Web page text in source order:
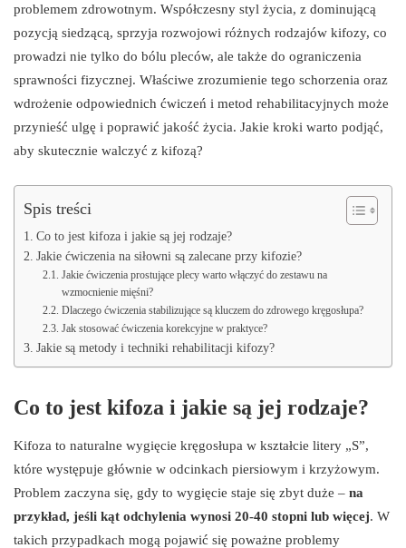
problemem zdrowotnym. Współczesny styl życia, z dominującą
pozycją siedzącą, sprzyja rozwojowi różnych rodzajów kifozy, co
prowadzi nie tylko do bólu pleców, ale także do ograniczenia
sprawności fizycznej. Właściwe zrozumienie tego schorzenia oraz
wdrożenie odpowiednich ćwiczeń i metod rehabilitacyjnych może
przynieść ulgę i poprawić jakość życia. Jakie kroki warto podjąć,
aby skutecznie walczyć z kifozą?
Spis treści
Co to jest kifoza i jakie są jej rodzaje?
Jakie ćwiczenia na siłowni są zalecane przy kifozie?
Jakie ćwiczenia prostujące plecy warto włączyć do zestawu na
wzmocnienie mięśni?
Dlaczego ćwiczenia stabilizujące są kluczem do zdrowego kręgosłupa?
Jak stosować ćwiczenia korekcyjne w praktyce?
Jakie są metody i techniki rehabilitacji kifozy?
Co to jest kifoza i jakie są jej rodzaje?
Kifoza to naturalne wygięcie kręgosłupa w kształcie litery „S”,
które występuje głównie w odcinkach piersiowym i krzyżowym.
Problem zaczyna się, gdy to wygięcie staje się zbyt duże – na
przykład, jeśli kąt odchylenia wynosi 20-40 stopni lub więcej. W
takich przypadkach mogą pojawić się poważne problemy